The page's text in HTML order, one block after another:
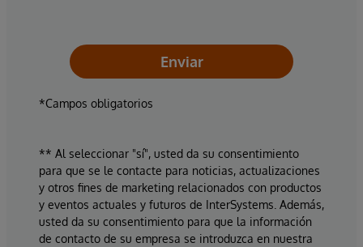
Enviar
*Campos obligatorios
** Al seleccionar "sí", usted da su consentimiento
para que se le contacte para noticias, actualizaciones
y otros fines de marketing relacionados con productos
y eventos actuales y futuros de InterSystems. Además,
usted da su consentimiento para que la información
de contacto de su empresa se introduzca en nuestra